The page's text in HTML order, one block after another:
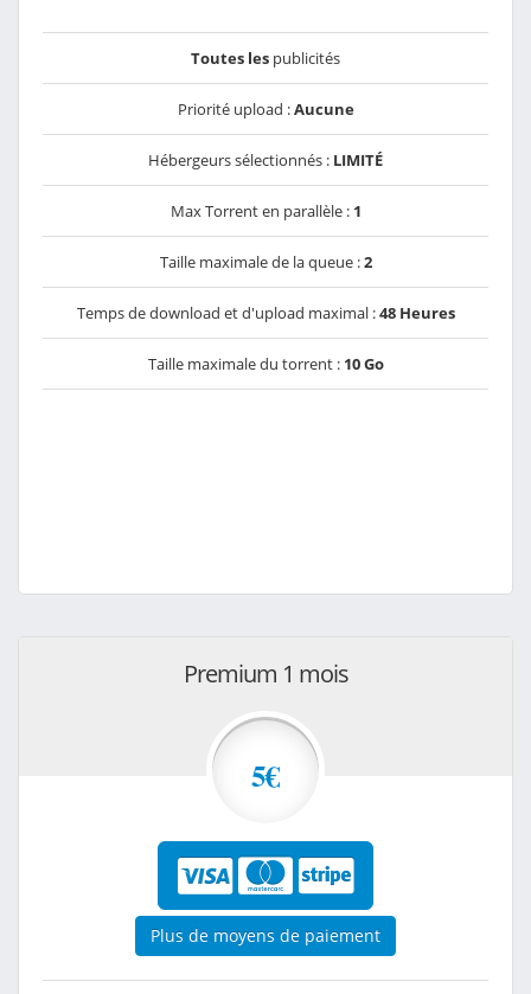
Toutes les publicités
Priorité upload :Aucune
Hébergeurs sélectionnés : LIMITÉ
Max Torrent en parallèle : 1
Taille maximale de la queue :2
Temps de download et d'upload maximal :48 Heures
Taille maximale du torrent : 10 Go
Premium 1 mois
5€
Plus de moyens de paiement